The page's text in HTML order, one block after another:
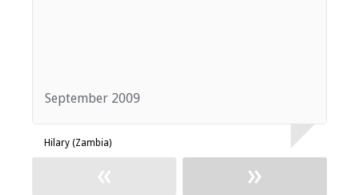
September 2009
Hilary (Zambia)
« »